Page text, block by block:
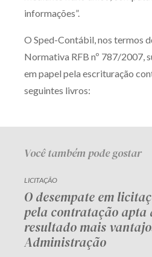
Receba por
Telefone (41)
informações”.
O Sped-Contábil, nos termos
Normativa RFB nº 787/2007,
em papel pela escrituração
seguintes livros:
Você também pode gostar
LICITAÇÃO
O desempate em
pela contratação apta
resultado mais
Administração